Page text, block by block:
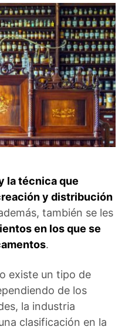
la técnica que
y distribución
también se les
en los que se
.
existe un tipo de
de los
la industria
clasificación en la